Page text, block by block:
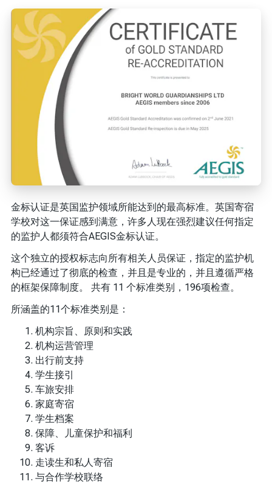
金标认证是英国监护领域所能达到的最高标准。英国寄宿
学校对这一保证感到满意，许多人现在强烈建议任何指定
的监护人都须符合AEGIS金标认证。
这个独立的授权标志向所有相关人员保证，指定的监护机
构已经通过了彻底的检查，并且是专业的，并且遵循严格
的框架保障制度。 共有 11 个标准类别，196项检查。
所涵盖的11个标准类别是：
机构宗旨、原则和实践
机构运营管理
出行前支持
学生接引
车旅安排
家庭寄宿
学生档案
保障、儿童保护和福利
客诉
走读生和私人寄宿
与合作学校联络